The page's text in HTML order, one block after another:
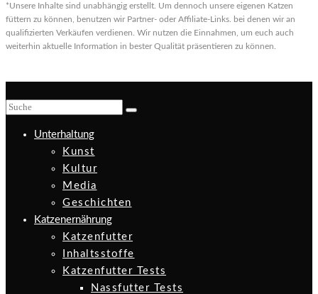
*Unsere Inhalte sind unabhängig erstellt. Um dennoch unsere eigenen Katzen
füttern zu können, benutzen wir Partner- oder Affiliate-Links. bei denen wir an
qualifizierten Verkäufen verdienen. Wir nutzen die Einnahmen, um euch auch
weiterhin aktuelle Information in bester Qualität präsentieren zu können.
Unterhaltung
Kunst
Kultur
Media
Geschichten
Katzenernährung
Katzenfutter
Inhaltsstoffe
Katzenfutter Tests
Nassfutter Tests